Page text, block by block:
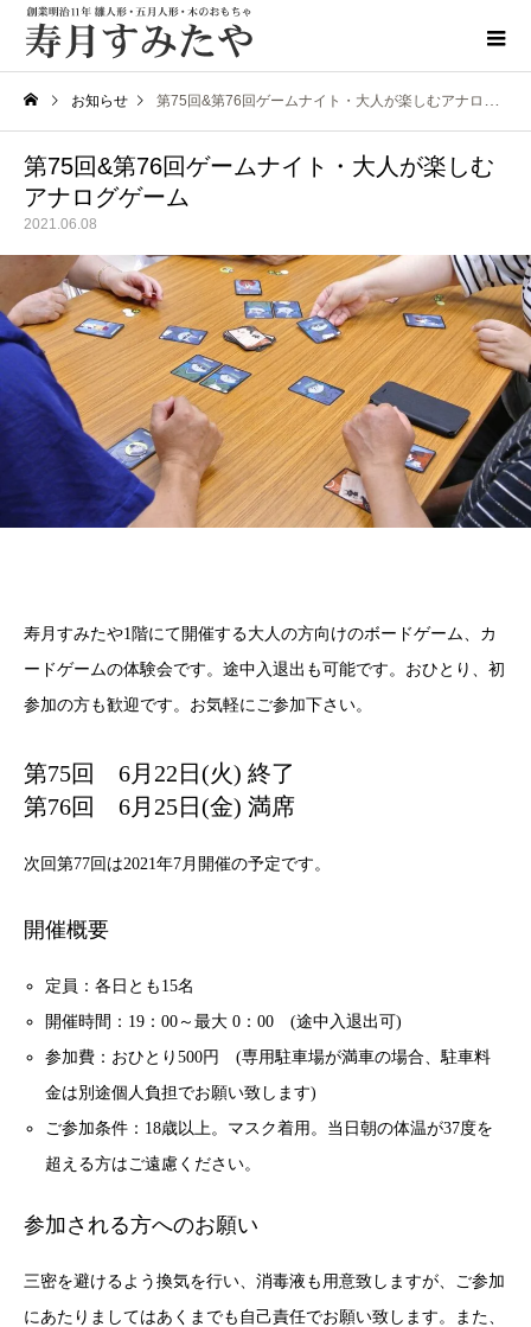
お知らせ 第75回&第76回ゲームナイト・大人が楽しむアナログゲーム
第75回&第76回ゲームナイト・大人が楽しむ
アナログゲーム
2021.06.08
寿月すみたや1階にて開催する大人の方向けのボードゲーム、カ
ードゲームの体験会です。途中入退出も可能です。おひとり、初
参加の方も歓迎です。お気軽にご参加下さい。
第75回 6月22日(火) 終了
第76回 6月25日(金) 満席
次回第77回は2021年7月開催の予定です。
開催概要
定員：各日とも15名
開催時間：19：00～最大 0：00 (途中入退出可)
参加費：おひとり500円 (専用駐車場が満車の場合、駐車料
金は別途個人負担でお願い致します)
ご参加条件：18歳以上。マスク着用。当日朝の体温が37度を
超える方はご遠慮ください。
参加される方へのお願い
三密を避けるよう換気を行い、消毒液も用意致しますが、ご参加
にあたりましてはあくまでも自己責任でお願い致します。また、